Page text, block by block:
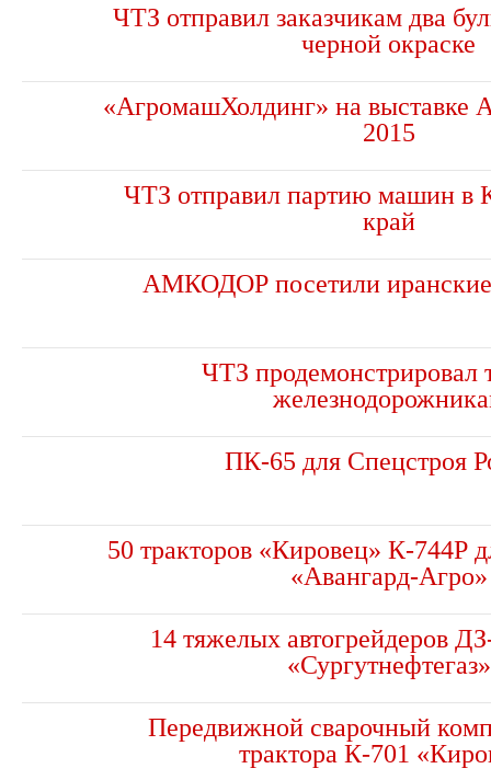
ЧТЗ отправил заказчикам два
черной окраске
«АгромашХолдинг» на выставке
2015
ЧТЗ отправил партию машин в
край
АМКОДОР посетили
ЧТЗ продемонстрировал
ПК-65 для Спецстроя
50 тракторов «Кировец» К-744Р
«Авангард-Агро»
14 тяжелых автогрейдеров
«Сургутнефтегаз»
Передвижной сварочный
трактора К-701